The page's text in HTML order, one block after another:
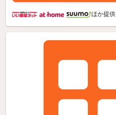
ほか提供